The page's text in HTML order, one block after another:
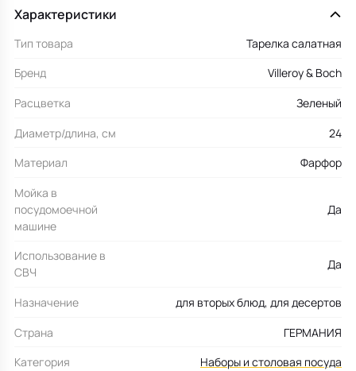
Характеристики
Тип товара
Тарелка салатная
Бренд
Villeroy & Boch
Расцветка
Зеленый
Диаметр/длина, см
24
Материал
Фарфор
Мойка в
посудомоечной
машине
Да
Использование в
СВЧ
Да
Назначение
для вторых блюд, для десертов
Страна
ГЕРМАНИЯ
Категория
Наборы и столовая посуда